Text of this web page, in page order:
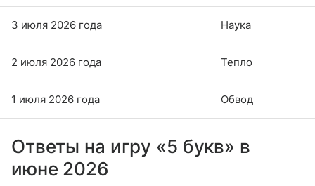
3 июля 2026 года Наука
2 июля 2026 года Тепло
1 июля 2026 года Обвод
Ответы на игру «5 букв» в
июне 2026